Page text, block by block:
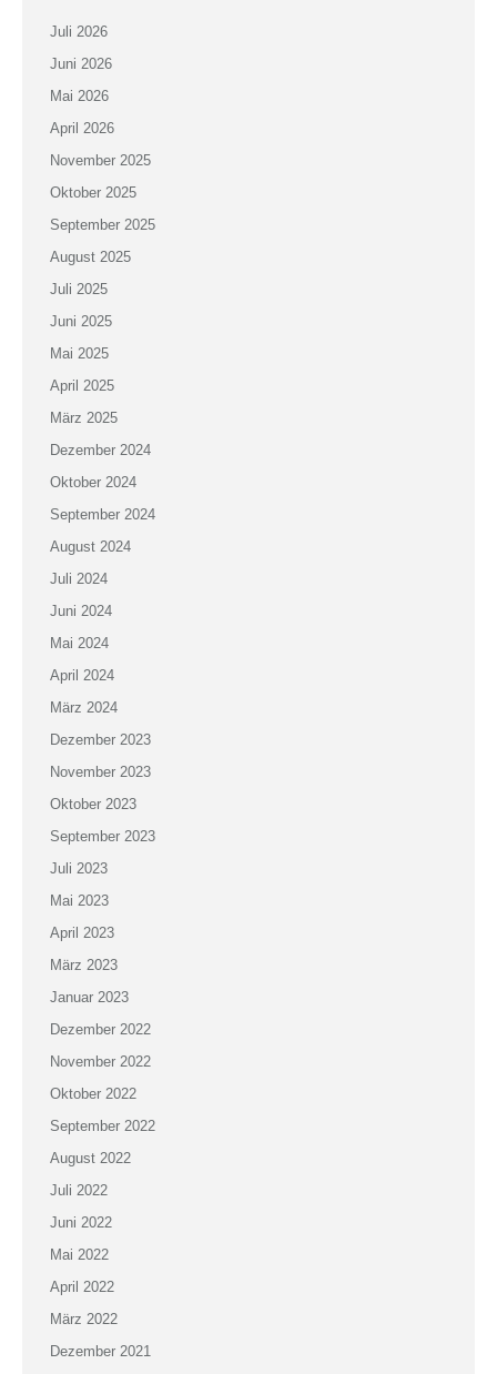
Juli 2026
Juni 2026
Mai 2026
April 2026
November 2025
Oktober 2025
September 2025
August 2025
Juli 2025
Juni 2025
Mai 2025
April 2025
März 2025
Dezember 2024
Oktober 2024
September 2024
August 2024
Juli 2024
Juni 2024
Mai 2024
April 2024
März 2024
Dezember 2023
November 2023
Oktober 2023
September 2023
Juli 2023
Mai 2023
April 2023
März 2023
Januar 2023
Dezember 2022
November 2022
Oktober 2022
September 2022
August 2022
Juli 2022
Juni 2022
Mai 2022
April 2022
März 2022
Dezember 2021